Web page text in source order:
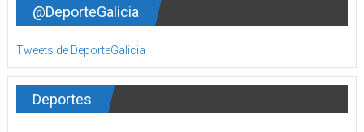
@DeporteGalicia
Tweets de DeporteGalicia
Deportes